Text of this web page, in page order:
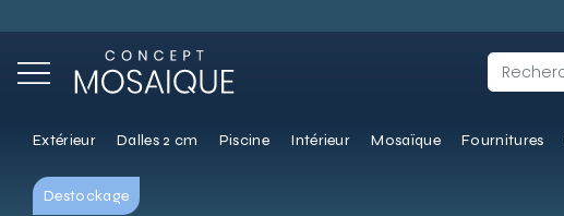
Extérieur Dalles 2 cm Piscine Intérieur Mosaïque Fournitures
Destockage